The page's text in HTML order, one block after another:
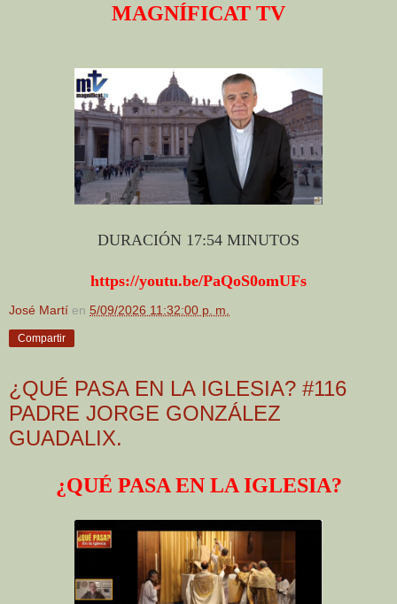
MAGNÍFICAT TV
DURACIÓN 17:54 MINUTOS
https://youtu.be/PaQoS0omUFs
José Martí en 5/09/2026 11:32:00 p. m.
Compartir
¿QUÉ PASA EN LA IGLESIA? #116
PADRE JORGE GONZÁLEZ
GUADALIX.
¿QUÉ PASA EN LA IGLESIA?